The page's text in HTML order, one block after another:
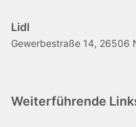
Lidl
Gewerbestraße 14, 26506
Weiterführende